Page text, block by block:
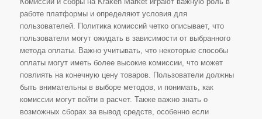
работе платформы и определяют условия для
пользователей. Политика комиссий четко описывает, что
пользователи могут ожидать в зависимости от выбранного
метода оплаты. Важно учитывать, что некоторые способы
оплаты могут иметь более высокие комиссии, что может
повлиять на конечную цену товаров. Пользователи должны
быть внимательны в выборе методов, и понимать, как
комиссии могут войти в расчет. Также важно знать о
возможных сборах за вывод средств, особенно если